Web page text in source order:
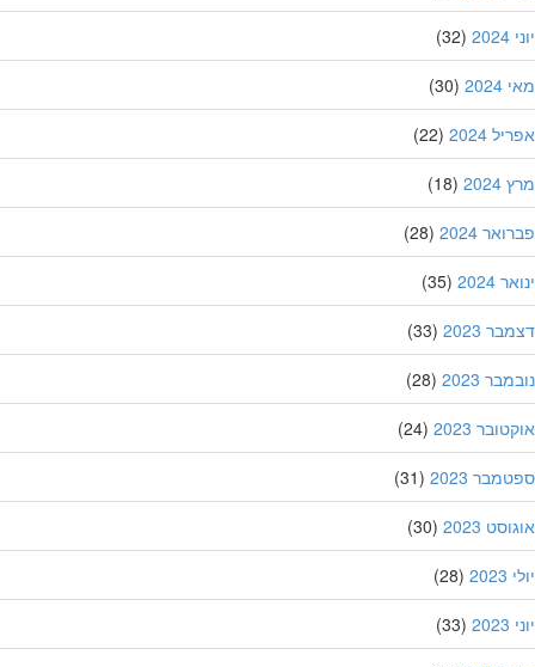
(32)
(30)
2024
(22)
(18)
2024
(28)
2024
(35)
2023
(33)
2023
(28)
2023
(24)
2023
(31)
2023
(30)
(28)
(33)